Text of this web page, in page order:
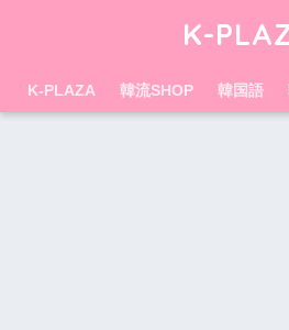
K-
K-PLAZA 韓流SHOP 韓国語